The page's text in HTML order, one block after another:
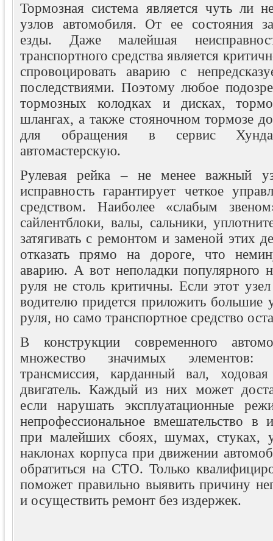
Тормозная система является чуть ли
узлов автомобиля. От ее состояния
езды. Даже малейшая
транспортного средства является
спровоцировать аварию с
последствиями. Поэтому любое
тормозных колодках и дисках,
шлангах, а также стояночном тормозе
для обращения в сервис
автомастерскую.
Рулевая рейка – не менее важный
исправность гарантирует четкое
средством. Наиболее «слабым
сайлентблоки, валы, сальники,
затягивать с ремонтом и заменой этих
отказать прямо на дороге, что
аварию. А вот неполадки популярного
руля не столь критичны. Если этот узел
водителю придется приложить большие
руля, но само транспортное средство
В конструкции современного
множество значимых элементов:
трансмиссия, карданный вал,
двигатель. Каждый из них может
если нарушать эксплуатационные
непрофессиональное вмешательство
при малейших сбоях, шумах, стуках,
наклонах корпуса при движении
обратиться на СТО. Только
поможет правильно выявить причину
и осуществить ремонт без издержек.